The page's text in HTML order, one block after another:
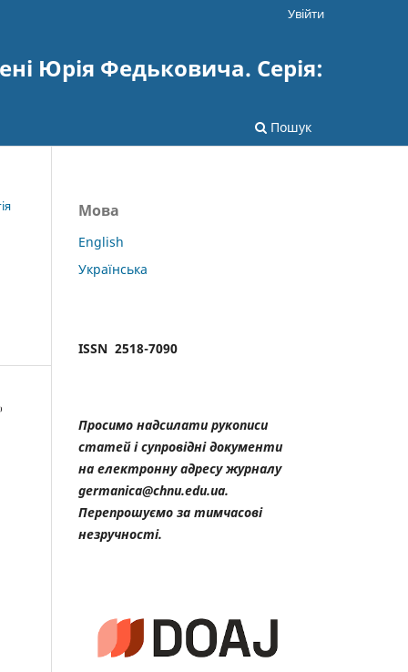
Юрія Федьковича. Серія:
Пошук
Увійти
Мова
English
Українська
ISSN 2518-7090
Просимо надсилати рукописи
статей і супровідні документи
на електронну адресу журналу
germanica@chnu.edu.ua.
Перепрошуємо за тимчасові
незручності.